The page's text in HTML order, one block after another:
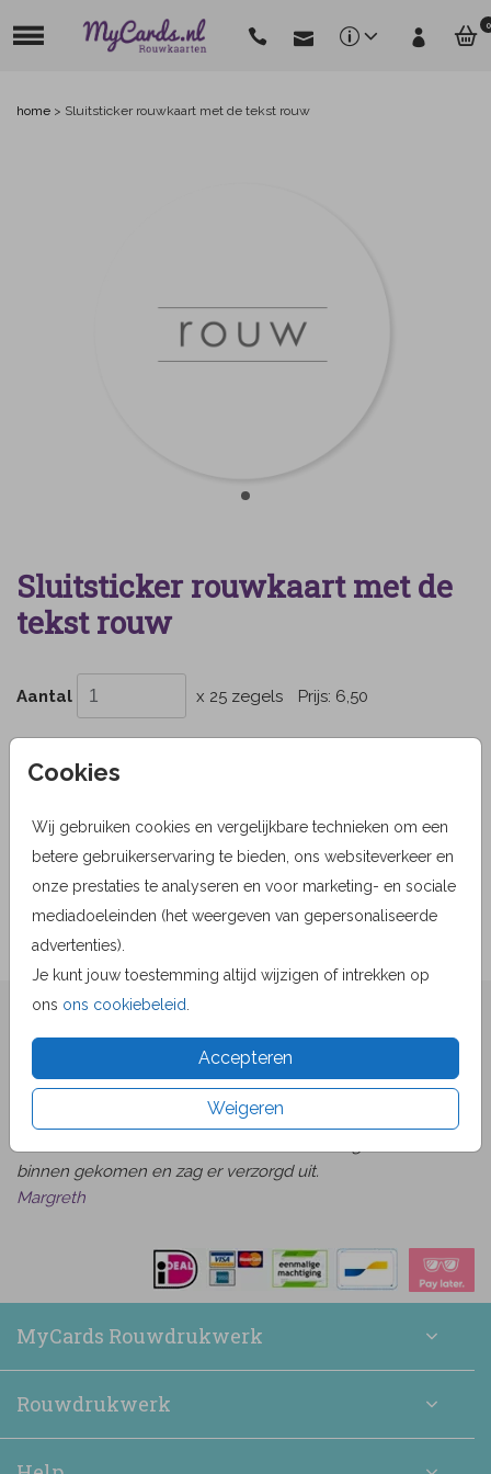
0
Cookies
Wij gebruiken cookies en vergelijkbare technieken om een
betere gebruikerservaring te bieden, ons websiteverkeer en
onze prestaties te analyseren en voor marketing- en sociale
mediadoeleinden (het weergeven van gepersonaliseerde
advertenties).
Je kunt jouw toestemming altijd wijzigen of intrekken op
ons ons cookiebeleid
Accepteren
Weigeren
home > Sluitsticker rouwkaart met de tekst rouw
Sluitsticker rouwkaart met de
tekst rouw
Aantal x 25 zegels Prijs: 6,50
Sluitsticker rouwkaart wit met tekst rouw
Prijs: 6,50 per 25 zegels
beoordelingen
Bekijk alle beoordelingen
Het was heel makkelijk om een kaart naar wens uit te
binnen gekomen en zag er verzorgd uit.
Margreth
MyCards Rouwdrukwerk
Rouwdrukwerk